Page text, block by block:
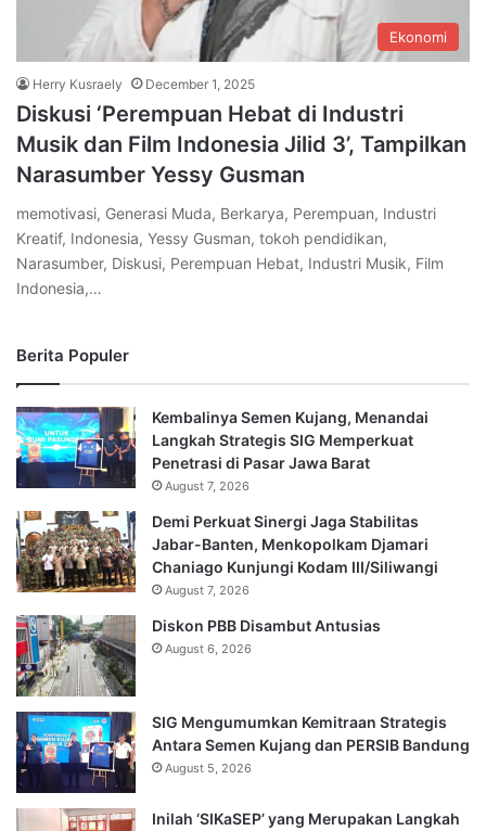
Ekonomi
Herry Kusraely December 1, 2025
Diskusi ‘Perempuan Hebat di Industri
Musik dan Film Indonesia Jilid 3’, Tampilkan
Narasumber Yessy Gusman
memotivasi, Generasi Muda, Berkarya, Perempuan, Industri
Kreatif, Indonesia, Yessy Gusman, tokoh pendidikan,
Narasumber, Diskusi, Perempuan Hebat, Industri Musik, Film
Indonesia,…
Berita Populer
Kembalinya Semen Kujang, Menandai
Langkah Strategis SIG Memperkuat
Penetrasi di Pasar Jawa Barat
August 7, 2026
Demi Perkuat Sinergi Jaga Stabilitas
Jabar-Banten, Menkopolkam Djamari
Chaniago Kunjungi Kodam III/Siliwangi
August 7, 2026
Diskon PBB Disambut Antusias
August 6, 2026
SIG Mengumumkan Kemitraan Strategis
Antara Semen Kujang dan PERSIB Bandung
August 5, 2026
Inilah ‘SIKaSEP’ yang Merupakan Langkah